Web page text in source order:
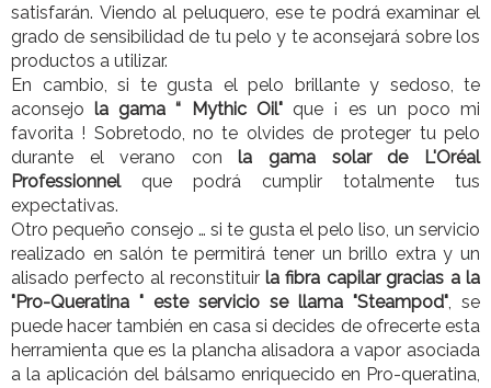
satisfarán. Viendo al peluquero, ese te podrá examinar el
grado de sensibilidad de tu pelo y te aconsejará sobre los
productos a utilizar.
En cambio, si te gusta el pelo brillante y sedoso, te
aconsejo la gama “ Mythic Oil" que ¡ es un poco mi
favorita ! Sobretodo, no te olvides de proteger tu pelo
durante el verano con la gama solar de L'Oréal
Professionnelque podrá cumplir totalmente tus
expectativas.
Otro pequeño consejo … si te gusta el pelo liso, un servicio
realizado en salón te permitirá tener un brillo extra y un
alisado perfecto al reconstituir la fibra capilar gracias a la
"Pro-Queratina " este servicio se llama "Steampod", se
puede hacer también en casa si decides de ofrecerte esta
herramienta que es la plancha alisadora a vapor asociada
a la aplicación del bálsamo enriquecido en Pro-queratina,